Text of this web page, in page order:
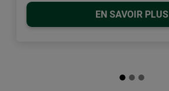
EN SAVOIR PLUS